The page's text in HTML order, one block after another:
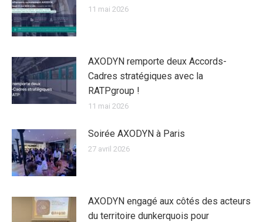
11 mai 2026
AXODYN remporte deux Accords-
Cadres stratégiques avec la
RATPgroup !
11 mai 2026
Soirée AXODYN à Paris
27 avril 2026
AXODYN engagé aux côtés des acteurs
du territoire dunkerquois pour